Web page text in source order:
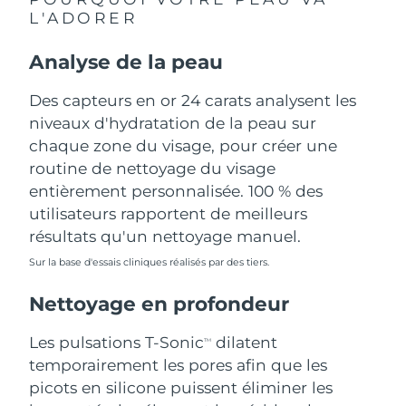
L'ADORER
Analyse de la peau
Des capteurs en or 24 carats analysent les
niveaux d'hydratation de la peau sur
chaque zone du visage, pour créer une
routine de nettoyage du visage
entièrement personnalisée. 100 % des
utilisateurs rapportent de meilleurs
résultats qu'un nettoyage manuel.
Sur la base d'essais cliniques réalisés par des tiers.
Nettoyage en profondeur
Les pulsations T-SonicTM
dilatent
temporairement les pores afin que les
picots en silicone puissent éliminer les
Portugal Livraison estimée
Porto Rico Livraison estimée
Qatar Livraison estimée
La Réunion
Roumanie
Russie Livraison estimée
Arabie saoudite Livraison estimée